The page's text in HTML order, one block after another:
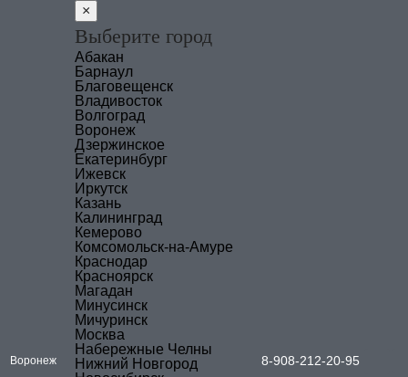
Воронеж
×
Выберите город
Абакан
Барнаул
Благовещенск
Владивосток
Волгоград
Воронеж
Дзержинское
Екатеринбург
Ижевск
Иркутск
Казань
Калининград
Кемерово
Комсомольск-на-Амуре
Краснодар
Красноярск
Магадан
Минусинск
Мичуринск
Москва
Набережные Челны
Нижний Новгород
8-908-212-20-95